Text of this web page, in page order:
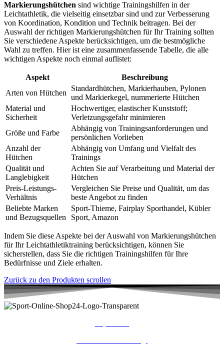
Markierungshütchen sind wichtige Trainingshilfen in der
Leichtathletik, die vielseitig einsetzbar sind und zur Verbesserung
von Koordination, Kondition und Technik beitragen. Bei der
Auswahl der richtigen Markierungshütchen für Ihr Training sollten
Sie verschiedene Aspekte berücksichtigen, um die bestmögliche
Wahl zu treffen. Hier ist eine zusammenfassende Tabelle, die alle
wichtigen Aspekte noch einmal auflistet:
Aspekt
Beschreibung
Arten von Hütchen
Standardhütchen, Markierhauben, Pylonen
und Markierkegel, nummerierte Hütchen
Material und
Sicherheit
Hochwertiger, elastischer Kunststoff;
Verletzungsgefahr minimieren
Größe und Farbe
Abhängig von Trainingsanforderungen und
persönlichen Vorlieben
Anzahl der
Hütchen
Abhängig von Umfang und Vielfalt des
Trainings
Qualität und
Langlebigkeit
Achten Sie auf Verarbeitung und Material der
Hütchen
Preis-Leistungs-
Verhältnis
Vergleichen Sie Preise und Qualität, um das
beste Angebot zu finden
Beliebte Marken
und Bezugsquellen
Sport-Thieme, Fairplay Sporthandel, Kübler
Sport, Amazon
Indem Sie diese Aspekte bei der Auswahl von Markierungshütchen
für Ihr Leichtathletiktraining berücksichtigen, können Sie
sicherstellen, dass Sie die richtigen Trainingshilfen für Ihre
Bedürfnisse und Ziele erhalten.
Zurück zu den Produkten scrollen